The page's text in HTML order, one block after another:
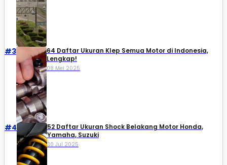
#3
64 Daftar Ukuran Klep Semua Motor di Indonesia,
Lengkap!
08 Mei 2025
#4
52 Daftar Ukuran Shock Belakang Motor Honda,
Yamaha, Suzuki​
30 Jul 2025